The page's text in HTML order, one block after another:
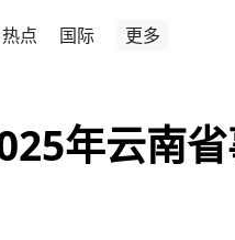
热点 国际 更多
年云南